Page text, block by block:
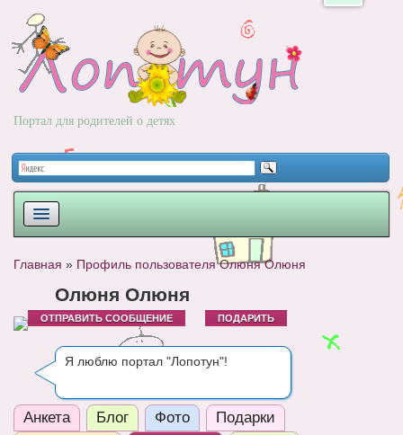
Портал для родителей о детях
РОДЫ
НОВОРОЖДЕННЫЙ
РАЗВИТИЕ
ВОПРОС-ОТВЕТ
ЧАТ
Главная » Профиль пользователя Олюня Олюня
Олюня Олюня
ОТПРАВИТЬ СООБЩЕНИЕ ПОДАРИТЬ
Я люблю портал "Лопотун"!
Анкета Блог Фото
Подарки